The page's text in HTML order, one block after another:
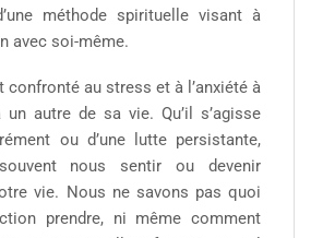
méthode spirituelle visant à
avec soi-même.
confronté au stress et à l’anxiété à
autre de sa vie. Qu’il s’agisse
ou d’une lutte persistante,
nous sentir ou devenir
vie. Nous ne savons pas quoi
prendre, ni même comment